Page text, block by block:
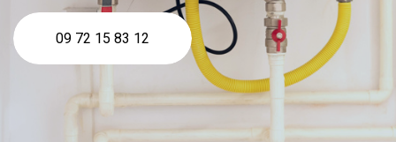
09 72 15 83 12